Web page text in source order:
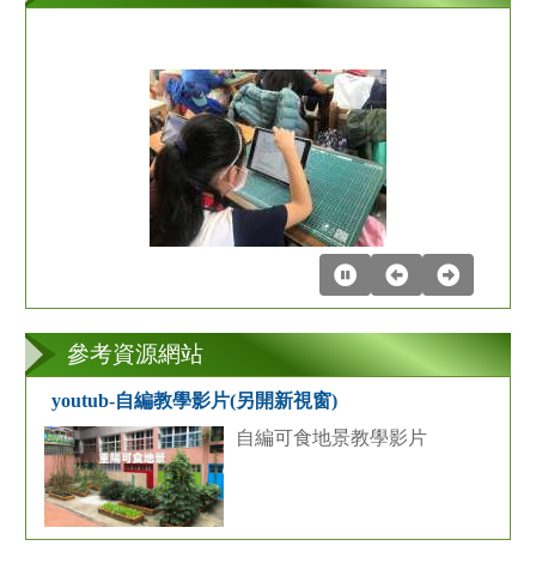
第
2
張
參考資源網站
youtub-自編教學影片(另開新視窗)
自編可食地景教學影片